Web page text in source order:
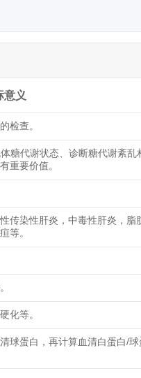
意义
检查。
糖代谢状态、诊断糖代谢紊乱
重要价值。
传染性肝炎，中毒性肝炎，脂
等。
化等。
球蛋白，再计算血清白蛋白/